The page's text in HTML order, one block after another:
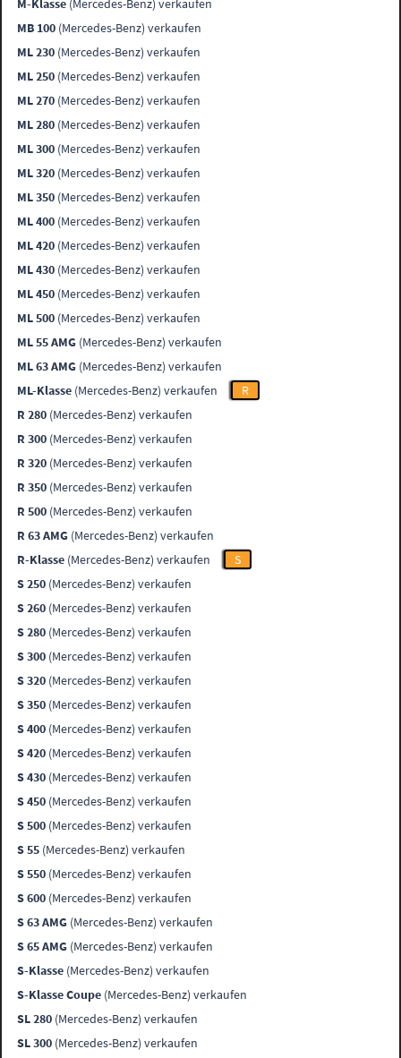
M-Klasse (Mercedes-Benz) verkaufen
MB 100 (Mercedes-Benz) verkaufen
ML 230 (Mercedes-Benz) verkaufen
ML 250 (Mercedes-Benz) verkaufen
ML 270 (Mercedes-Benz) verkaufen
ML 280 (Mercedes-Benz) verkaufen
ML 300 (Mercedes-Benz) verkaufen
ML 320 (Mercedes-Benz) verkaufen
ML 350 (Mercedes-Benz) verkaufen
ML 400 (Mercedes-Benz) verkaufen
ML 420 (Mercedes-Benz) verkaufen
ML 430 (Mercedes-Benz) verkaufen
ML 450 (Mercedes-Benz) verkaufen
ML 500 (Mercedes-Benz) verkaufen
ML 55 AMG (Mercedes-Benz) verkaufen
ML 63 AMG (Mercedes-Benz) verkaufen
ML-Klasse (Mercedes-Benz) verkaufen
R
R 280 (Mercedes-Benz) verkaufen
R 300 (Mercedes-Benz) verkaufen
R 320 (Mercedes-Benz) verkaufen
R 350 (Mercedes-Benz) verkaufen
R 500 (Mercedes-Benz) verkaufen
R 63 AMG (Mercedes-Benz) verkaufen
R-Klasse (Mercedes-Benz) verkaufen
S
S 250 (Mercedes-Benz) verkaufen
S 260 (Mercedes-Benz) verkaufen
S 280 (Mercedes-Benz) verkaufen
S 300 (Mercedes-Benz) verkaufen
S 320 (Mercedes-Benz) verkaufen
S 350 (Mercedes-Benz) verkaufen
S 400 (Mercedes-Benz) verkaufen
S 420 (Mercedes-Benz) verkaufen
S 430 (Mercedes-Benz) verkaufen
S 450 (Mercedes-Benz) verkaufen
S 500 (Mercedes-Benz) verkaufen
S 55 (Mercedes-Benz) verkaufen
S 550 (Mercedes-Benz) verkaufen
S 600 (Mercedes-Benz) verkaufen
S 63 AMG (Mercedes-Benz) verkaufen
S 65 AMG (Mercedes-Benz) verkaufen
S-Klasse (Mercedes-Benz) verkaufen
S-Klasse Coupe (Mercedes-Benz) verkaufen
SL 280 (Mercedes-Benz) verkaufen
SL 300 (Mercedes-Benz) verkaufen